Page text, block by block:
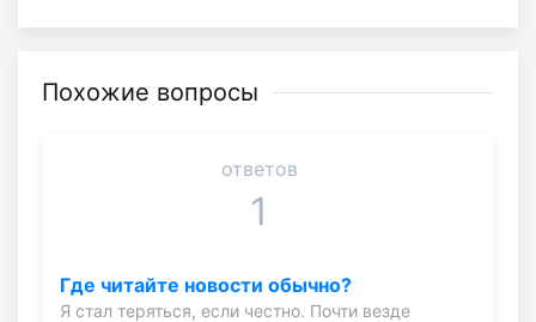
Похожие вопросы
ответов
1
Где читайте новости обычно?
Я стал теряться, если честно. Почти везде